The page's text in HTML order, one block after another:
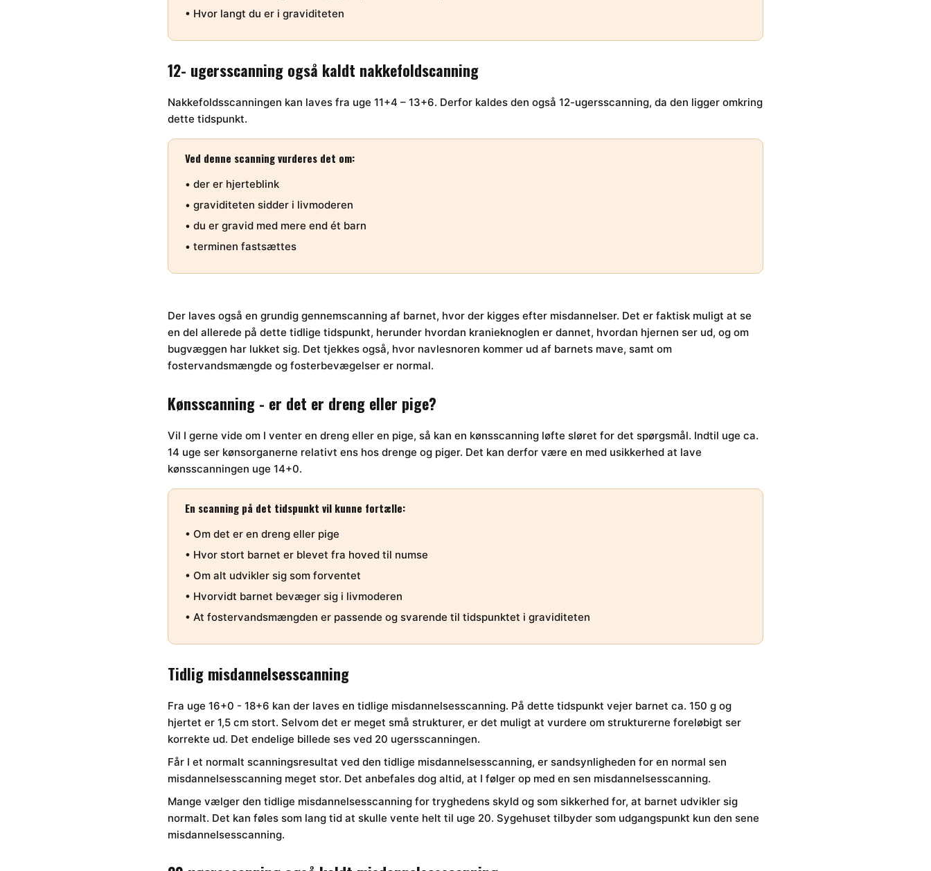
• Hvor langt du er i graviditeten
12- ugersscanning også kaldt nakkefoldscanning
Nakkefoldsscanningen kan laves fra uge 11+4 – 13+6. Derfor kaldes den også 12-ugersscanning, da den ligger omkring
dette tidspunkt.
Ved denne scanning vurderes det om:
• der er hjerteblink
• graviditeten sidder i livmoderen
• du er gravid med mere end ét barn
• terminen fastsættes
Der laves også en grundig gennemscanning af barnet, hvor der kigges efter misdannelser. Det er faktisk muligt at se
en del allerede på dette tidlige tidspunkt, herunder hvordan kranieknoglen er dannet, hvordan hjernen ser ud, og om
bugvæggen har lukket sig. Det tjekkes også, hvor navlesnoren kommer ud af barnets mave, samt om
fostervandsmængde og fosterbevægelser er normal.
Kønsscanning - er det er dreng eller pige?
Vil I gerne vide om I venter en dreng eller en pige, så kan en kønsscanning løfte sløret for det spørgsmål. Indtil uge ca.
14 uge ser kønsorganerne relativt ens hos drenge og piger. Det kan derfor være en med usikkerhed at lave
kønsscanningen uge 14+0.
En scanning på det tidspunkt vil kunne fortælle:
• Om det er en dreng eller pige
• Hvor stort barnet er blevet fra hoved til numse
• Om alt udvikler sig som forventet
• Hvorvidt barnet bevæger sig i livmoderen
• At fostervandsmængden er passende og svarende til tidspunktet i graviditeten
Tidlig misdannelsesscanning
Fra uge 16+0 - 18+6 kan der laves en tidlige misdannelsesscanning. På dette tidspunkt vejer barnet ca. 150 g og
hjertet er 1,5 cm stort. Selvom det er meget små strukturer, er det muligt at vurdere om strukturerne foreløbigt ser
korrekte ud. Det endelige billede ses ved 20 ugersscanningen.
Får I et normalt scanningsresultat ved den tidlige misdannelsesscanning, er sandsynligheden for en normal sen
misdannelsesscanning meget stor. Det anbefales dog altid, at I følger op med en sen misdannelsesscanning.
Mange vælger den tidlige misdannelsesscanning for tryghedens skyld og som sikkerhed for, at barnet udvikler sig
normalt. Det kan føles som lang tid at skulle vente helt til uge 20. Sygehuset tilbyder som udgangspunkt kun den sene
misdannelsesscanning.